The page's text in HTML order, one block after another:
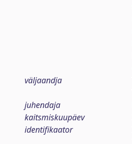
väljaandja
juhendaja
kaitsmiskuupäev
identifikaator